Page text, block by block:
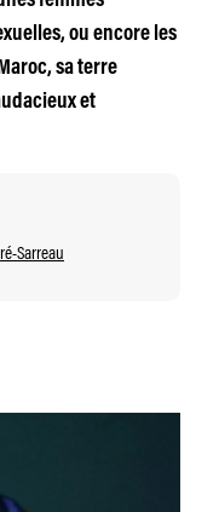
ou encore les
sa terre
et
Sarreau